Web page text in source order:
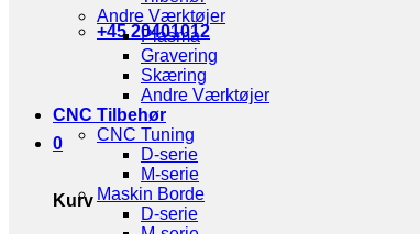
+45 20401012
0
Kurv
Andre Værktøjer
Plasma
Gravering
Skæring
Andre Værktøjer
CNC Tilbehør
CNC Tuning
D-serie
M-serie
Maskin Borde
D-serie